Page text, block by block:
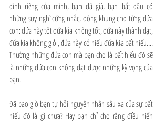
đình riêng của mình, bạn đã già, bạn bắt đầu có
những suy nghĩ cứng nhắc, đóng khung cho từng đứa
con: đứa này tốt đứa kia không tốt, đứa này thành đạt,
đứa kia không giỏi, đứa này có hiếu đứa kia bất hiếu....
Thường những đứa con mà bạn cho là bất hiếu đó sẽ
là những đứa con không đạt được những kỳ vọng của
bạn.
Đã bao giờ bạn tự hỏi nguyên nhân sâu xa của sự bất
hiếu đó là gì chưa? Hay bạn chỉ cho rằng điều hiển